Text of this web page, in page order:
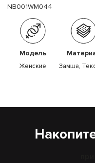
NB001WM044
Модель
Женские Замша,